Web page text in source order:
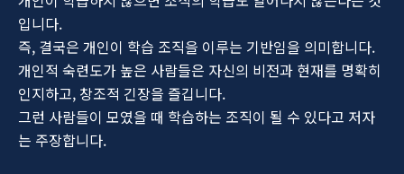
입니다.
즉, 결국은 개인이 학습 조직을 이루는 기반임을 의미합니다.
개인적 숙련도가 높은 사람들은 자신의 비전과 현재를 명확히
인지하고, 창조적 긴장을 즐깁니다.
그런 사람들이 모였을 때 학습하는 조직이 될 수 있다고 저자
는 주장합니다.